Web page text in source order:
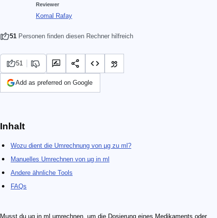
Reviewer
Komal Rafay
51 Personen finden diesen Rechner hilfreich
51
Add as preferred on Google
Inhalt
Wozu dient die Umrechnung von µg zu ml?
Manuelles Umrechnen von µg in ml
Andere ähnliche Tools
FAQs
Musst du µg in ml umrechnen, um die Dosierung eines Medikaments oder